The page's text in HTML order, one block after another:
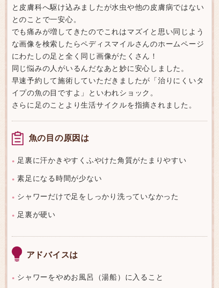
と皮膚科へ駆け込みましたが水虫や他の皮膚病ではない
とのことで一安心。
でも痛みが増してきたのでこれはマズイと思い同じよう
な画像を検索したらペディスマイルさんのホームページ
にわたしの足と全く同じ画像がたくさん！
同じ悩みの人がいるんだなあと妙に安心しました。
早速予約して施術していただきましたが「治りにくいタ
イプの魚の目ですよ」といわれショック。
さらに足のことより生活サイクルを指摘されました。
魚の目の原因は
● 足裏に汗かきやすくふやけた角質がたまりやすい
● 素足になる時間が少ない
● シャワーだけで足をしっかり洗っていなかった
● 足裏が硬い
アドバイスは
● シャワーをやめお風呂（湯船）に入ること